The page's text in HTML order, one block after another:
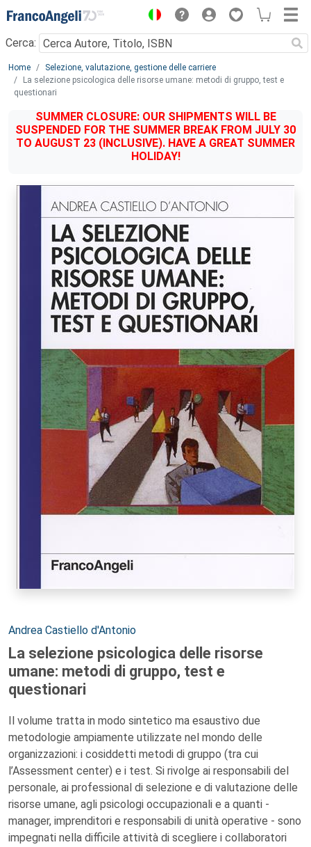
Menu
Cerca:
Main content
Home
Selezione, valutazione, gestione delle carriere
La selezione psicologica delle risorse umane: metodi di gruppo, test e
questionari
SUMMER CLOSURE: OUR SHIPMENTS WILL BE
SUSPENDED FOR THE SUMMER BREAK FROM JULY 30
TO AUGUST 23 (INCLUSIVE). HAVE A GREAT SUMMER
HOLIDAY!
Autori:
Andrea Castiello d'Antonio
La selezione psicologica delle risorse
umane: metodi di gruppo, test e
questionari
Il volume tratta in modo sintetico ma esaustivo due
metodologie ampiamente utilizzate nel mondo delle
organizzazioni: i cosiddetti metodi di gruppo (tra cui
l’Assessment center) e i test. Si rivolge ai responsabili del
personale, ai professional di selezione e di valutazione delle
risorse umane, agli psicologi occupazionali e a quanti -
manager, imprenditori e responsabili di unità operative - sono
impegnati nella difficile attività di scegliere i collaboratori